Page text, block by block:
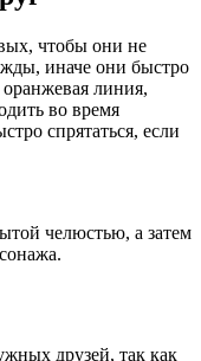
чтобы они не
иначе они быстро
линия,
во время
спрятаться, если
челюстью, а затем
друзей, так как